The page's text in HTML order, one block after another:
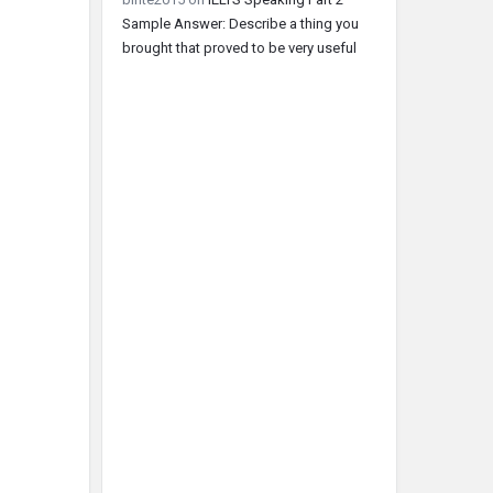
Sample Answer: Describe a thing you
brought that proved to be very useful